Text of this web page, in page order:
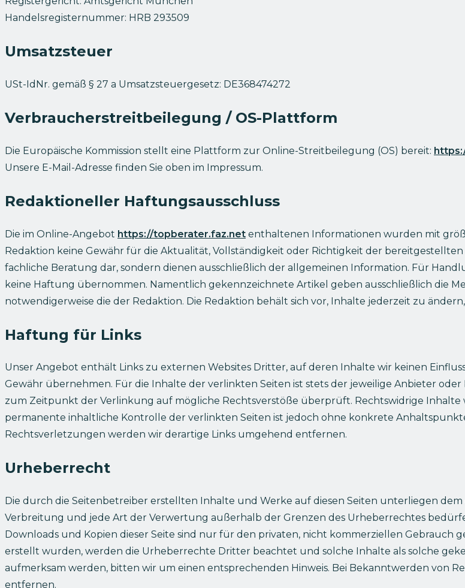
Handelsregisternummer: HRB 293509
Umsatzsteuer
USt-IdNr. gemäß § 27 a Umsatzsteuergesetz: DE368474272
Verbraucherstreitbeilegung / OS-Plattform
Die Europäische Kommission stellt eine Plattform zur Online-Streitbeilegung (OS) bereit:
Unsere E-Mail-Adresse finden Sie oben im Impressum.
Redaktioneller Haftungsausschluss
Die im Online-Angebot https://topberater.faz.net enthaltenen Informationen wurden mit
Redaktion keine Gewähr für die Aktualität, Vollständigkeit oder Richtigkeit der
fachliche Beratung dar, sondern dienen ausschließlich der allgemeinen Information. Für
keine Haftung übernommen. Namentlich gekennzeichnete Artikel geben ausschließlich die
notwendigerweise die der Redaktion. Die Redaktion behält sich vor, Inhalte jederzeit zu
Haftung für Links
Unser Angebot enthält Links zu externen Websites Dritter, auf deren Inhalte wir keinen
Gewähr übernehmen. Für die Inhalte der verlinkten Seiten ist stets der jeweilige Anbieter
zum Zeitpunkt der Verlinkung auf mögliche Rechtsverstöße überprüft. Rechtswidrige
permanente inhaltliche Kontrolle der verlinkten Seiten ist jedoch ohne konkrete
Rechtsverletzungen werden wir derartige Links umgehend entfernen.
Urheberrecht
Die durch die Seitenbetreiber erstellten Inhalte und Werke auf diesen Seiten unterliegen
Verbreitung und jede Art der Verwertung außerhalb der Grenzen des Urheberrechtes
Downloads und Kopien dieser Seite sind nur für den privaten, nicht kommerziellen Gebrauch
erstellt wurden, werden die Urheberrechte Dritter beachtet und solche Inhalte als solche
aufmerksam werden, bitten wir um einen entsprechenden Hinweis. Bei Bekanntwerden von
entfernen.